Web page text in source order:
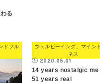
る
ドフル
ウェルビーイング、マイン
ネス
2020.05.01
14 years nostalgic me
51 years real